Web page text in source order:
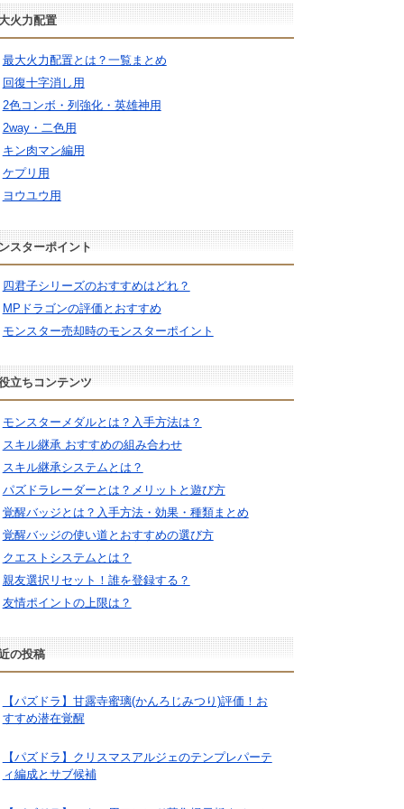
火力配置
最大火力配置とは？一覧まとめ
回復十字消し用
2色コンボ・列強化・英雄神用
2way・二色用
キン肉マン編用
ケプリ用
ヨウユウ用
スターポイント
四君子シリーズのおすすめはどれ？
MPドラゴンの評価とおすすめ
モンスター売却時のモンスターポイント
立ちコンテンツ
モンスターメダルとは？入手方法は？
スキル継承 おすすめの組み合わせ
スキル継承システムとは？
パズドラレーダーとは？メリットと遊び方
覚醒バッジとは？入手方法・効果・種類まとめ
覚醒バッジの使い道とおすすめの選び方
クエストシステムとは？
親友選択リセット！誰を登録する？
友情ポイントの上限は？
の投稿
【パズドラ】甘露寺蜜璃(かんろじみつり)評価！お
すすめ潜在覚醒
【パズドラ】クリスマスアルジェのテンプレパーテ
ィ編成とサブ候補